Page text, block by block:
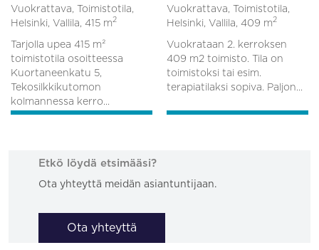
Vuokrattava, Toimistotila,
Helsinki, Vallila, 415 m2
Tarjolla upea 415 m²
toimistotila osoitteessa
Kuortaneenkatu 5,
Tekosilkkikutomon
kolmannessa kerro...
Vuokrattava, Toimistotila,
Helsinki, Vallila, 409 m2
Vuokrataan 2. kerroksen
409 m2 toimisto. Tila on
toimistoksi tai esim.
terapiatilaksi sopiva. Paljon...
Etkö löydä etsimääsi?
Ota yhteyttä meidän asiantuntijaan.
Ota yhteyttä